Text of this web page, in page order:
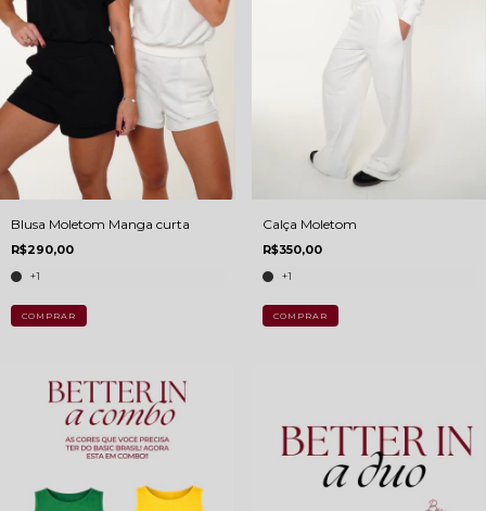
Blusa Moletom Manga curta
R$290,00
+1
COMPRAR
Calça Moletom
R$350,00
+1
COMPRAR